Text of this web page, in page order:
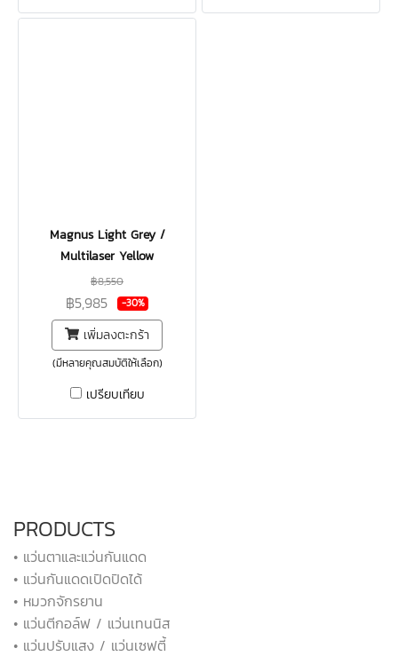
Magnus Light Grey /
Multilaser Yellow
฿8,550
฿5,985 -30%
เพิ่มลงตะกร้า
(มีหลายคุณสมบัติให้เลือก)
เปรียบเทียบ
PRODUCTS
• แว่นตาและแว่นกันแดด
• แว่นกันแดดเปิดปิดได้
• หมวกจักรยาน
• แว่นตีกอล์ฟ / แว่นเทนนิส
• แว่นปรับแสง / แว่นเซฟตี้